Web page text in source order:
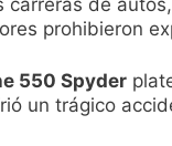
prohibieron
550 Spyder
un trágico